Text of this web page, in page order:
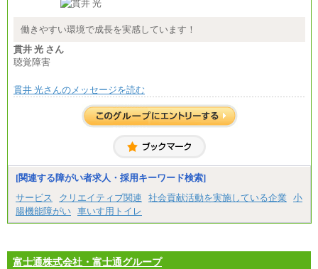
総合職 月給208,000～235,000円
※詳細はJTBキャリアサイトよりご確認ください。
総合職 月給220,000～230,000円＋地域間調整給
整給
※詳細はJTBキャリアサイトよりご確認ください。
■(株)JTBコミュニケーションデザイン
総合職 月給230,000円
みなし残業手当：20,000円（一律支給）※みなし
残業手当の残業時間は10.43時間。
間に応じて、時間外手当等を支給。
エリアサポート職 月給188,000円
■（株）JTBグローバルマーケティング＆トラベル
働きやすい環境で成長を実感しています！
貫井 光 さん
聴覚障害
貫井 光さんのメッセージを読む
[関連する障がい者求人・採用キーワード検索]
サービス
クリエイティブ関連 社会貢献活動を実施している企業
小
腸機能障がい 車いす用トイレ
富士通株式会社・富士通グループ